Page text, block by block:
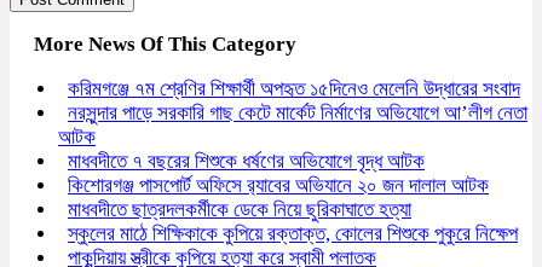
More News Of This Category
করিমগঞ্জে ৭ম শ্রেণির শিক্ষার্থী অপহৃত ১৫দিনেও মেলেনি উদ্ধারের সংবাদ
নরসুন্দার পাড়ে সরকারি গাছ কেটে মার্কেট নির্মাণের অভিযোগে আ’লীগ নেতা
আটক
মাধবদীতে ৭ বছরের শিশুকে ধর্ষণের অভিযোগে বৃদ্ধ আটক
কিশোরগঞ্জ পাসপোর্ট অফিসে র‍্যাবের অভিযানে ২০ জন দালাল আটক
মাধবদীতে ছাত্রদলকর্মীকে ডেকে নিয়ে ছুরিকাঘাতে হত্যা
স্কুলের মাঠে শিক্ষিকাকে কুপিয়ে রক্তাক্ত, কোলের শিশুকে পুকুরে নিক্ষেপ
পাকুন্দিয়ায় স্ত্রীকে কুপিয়ে হত্যা করে স্বামী পলাতক